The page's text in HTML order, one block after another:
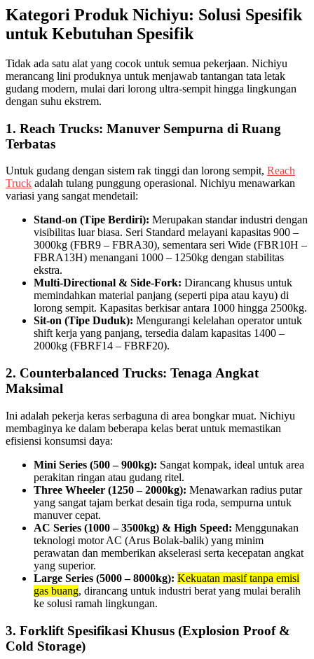
Kategori Produk Nichiyu: Solusi Spesifik
untuk Kebutuhan Spesifik
Tidak ada satu alat yang cocok untuk semua pekerjaan. Nichiyu
merancang lini produknya untuk menjawab tantangan tata letak
gudang modern, mulai dari lorong ultra-sempit hingga lingkungan
dengan suhu ekstrem.
1. Reach Trucks: Manuver Sempurna di Ruang
Terbatas
Untuk gudang dengan sistem rak tinggi dan lorong sempit, Reach
Truck adalah tulang punggung operasional. Nichiyu menawarkan
variasi yang sangat mendetail:
Stand-on (Tipe Berdiri): Merupakan standar industri dengan
visibilitas luar biasa. Seri Standard melayani kapasitas 900 –
3000kg (FBR9 – FBRA30), sementara seri Wide (FBR10H –
FBRA13H) menangani 1000 – 1250kg dengan stabilitas
ekstra.
Multi-Directional & Side-Fork: Dirancang khusus untuk
memindahkan material panjang (seperti pipa atau kayu) di
lorong sempit. Kapasitas berkisar antara 1000 hingga 2500kg.
Sit-on (Tipe Duduk): Mengurangi kelelahan operator untuk
shift kerja yang panjang, tersedia dalam kapasitas 1400 –
2000kg (FBRF14 – FBRF20).
2. Counterbalanced Trucks: Tenaga Angkat
Maksimal
Ini adalah pekerja keras serbaguna di area bongkar muat. Nichiyu
membaginya ke dalam beberapa kelas berat untuk memastikan
efisiensi konsumsi daya:
Mini Series (500 – 900kg): Sangat kompak, ideal untuk area
perakitan ringan atau gudang ritel.
Three Wheeler (1250 – 2000kg): Menawarkan radius putar
yang sangat tajam berkat desain tiga roda, sempurna untuk
manuver cepat.
AC Series (1000 – 3500kg) & High Speed: Menggunakan
teknologi motor AC (Arus Bolak-balik) yang minim
perawatan dan memberikan akselerasi serta kecepatan angkat
yang superior.
Large Series (5000 – 8000kg): Kekuatan masif tanpa emisi
gas buang, dirancang untuk industri berat yang mulai beralih
ke solusi ramah lingkungan.
3. Forklift Spesifikasi Khusus (Explosion Proof &
Cold Storage)